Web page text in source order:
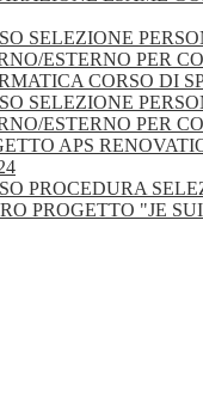
SELEZIONE
ESTERNO PER
CORSO DI
SELEZIONE
ESTERNO PER
APS
PROCEDURA
PROGETTO "JE